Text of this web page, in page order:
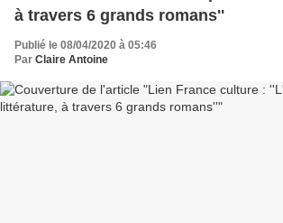
à travers 6 grands romans''
Publié le 08/04/2020 à 05:46
Par Claire Antoine